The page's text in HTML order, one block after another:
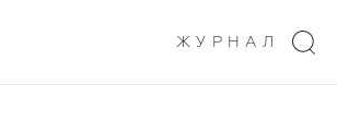
ЖУРНАЛ